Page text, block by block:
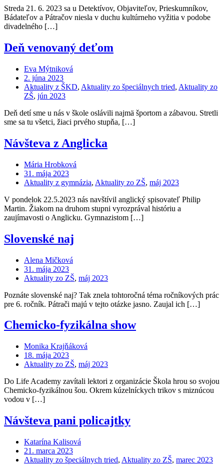
Streda 21. 6. 2023 sa u Detektívov, Objaviteľov, Prieskumníkov,
Bádateľov a Pátračov niesla v duchu kultúrneho vyžitia v podobe
divadelného […]
Deň venovaný deťom
Eva Mýtniková
2. júna 2023
Aktuality z ŠKD, Aktuality zo špeciálnych tried, Aktuality zo
ZŠ, jún 2023
Deň detí sme u nás v škole oslávili najmä športom a zábavou. Stretli
sme sa tu všetci, žiaci prvého stupňa, […]
Návšteva z Anglicka
Mária Hrobková
31. mája 2023
Aktuality z gymnázia, Aktuality zo ZŠ, máj 2023
V pondelok 22.5.2023 nás navštívil anglický spisovateľ Philip
Martin. Žiakom na druhom stupni vyrozprával históriu a
zaujímavosti o Anglicku. Gymnazistom […]
Slovenské naj
Alena Mičková
31. mája 2023
Aktuality zo ZŠ, máj 2023
Poznáte slovenské naj? Tak znela tohtoročná téma ročníkových prác
pre 6. ročník. Pátrači majú v tejto otázke jasno. Zaujal ich […]
Chemicko-fyzikálna show
Monika Krajňáková
18. mája 2023
Aktuality zo ZŠ, máj 2023
Do Life Academy zavítali lektori z organizácie Škola hrou so svojou
Chemicko-fyzikálnou šou. Okrem kúzelníckych trikov s miznúcou
vodou v […]
Návšteva pani policajtky
Katarína Kalisová
21. marca 2023
Aktuality zo špeciálnych tried, Aktuality zo ZŠ, marec 2023